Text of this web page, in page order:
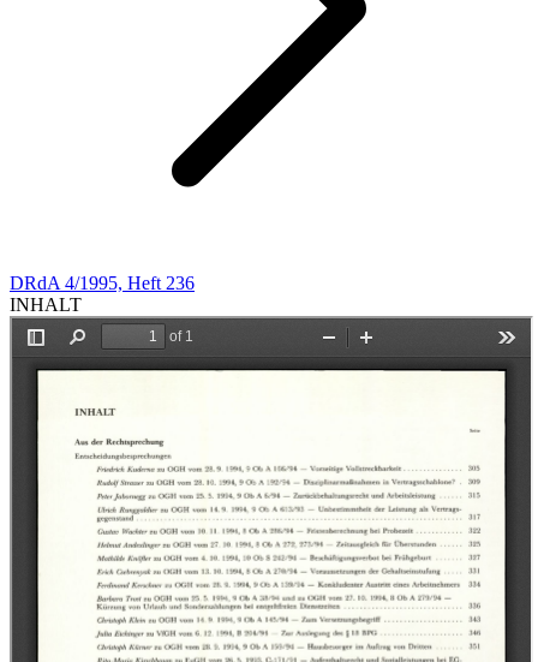
DRdA 4/1995, Heft 236
INHALT